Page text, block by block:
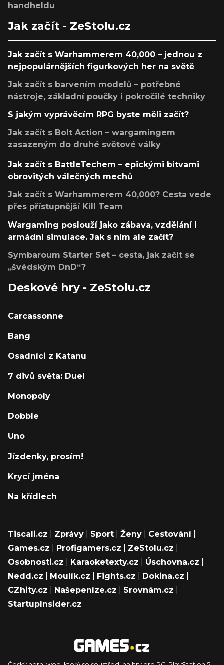
handheldu
Jak začít - ZeStolu.cz
Jak začít s Warhammerem 40,000 – jednou z
nejpopulárnějších figurkových her na světě
Jak začít s barvením modelů – potřebné
nástroje, základní poučky i pokročilé techniky
S jakým vyprávěcím RPG byste měli začít?
Jak začít s Bolt Action – wargamingem
zasazeným do druhé světové války
Jak začít s BattleTechem – epickými bitvami
obrovitých válečných mechů
Jak začít s Warhammerem 40,000? Cesta vede
přes přístupnější Kill Team
Wargaming poslouží jako zábava, vzdělání i
armádní simulace. Jak s ním ale začít?
Symbaroum Starter Set – cesta, jak začít se
„švédským DnD“?
Deskové hry - ZeStolu.cz
Carcassonne
Bang
Osadníci z Katanu
7 divů světa: Duel
Monopoly
Dobble
Uno
Jízdenky, prosím!
Krycí jména
Na křídlech
Tiscali.cz Zprávy Sport Ženy Cestování|
Games.cz
Profigamers.cz ZeStolu.cz
Osobnosti.cz
Karaoketexty.cz Úschovna.cz
Nedd.cz
Moulík.cz Fights.cz Dokina.cz
CZhity.cz
Našepeníze.cz Srovnám.cz
StartupInsider.cz